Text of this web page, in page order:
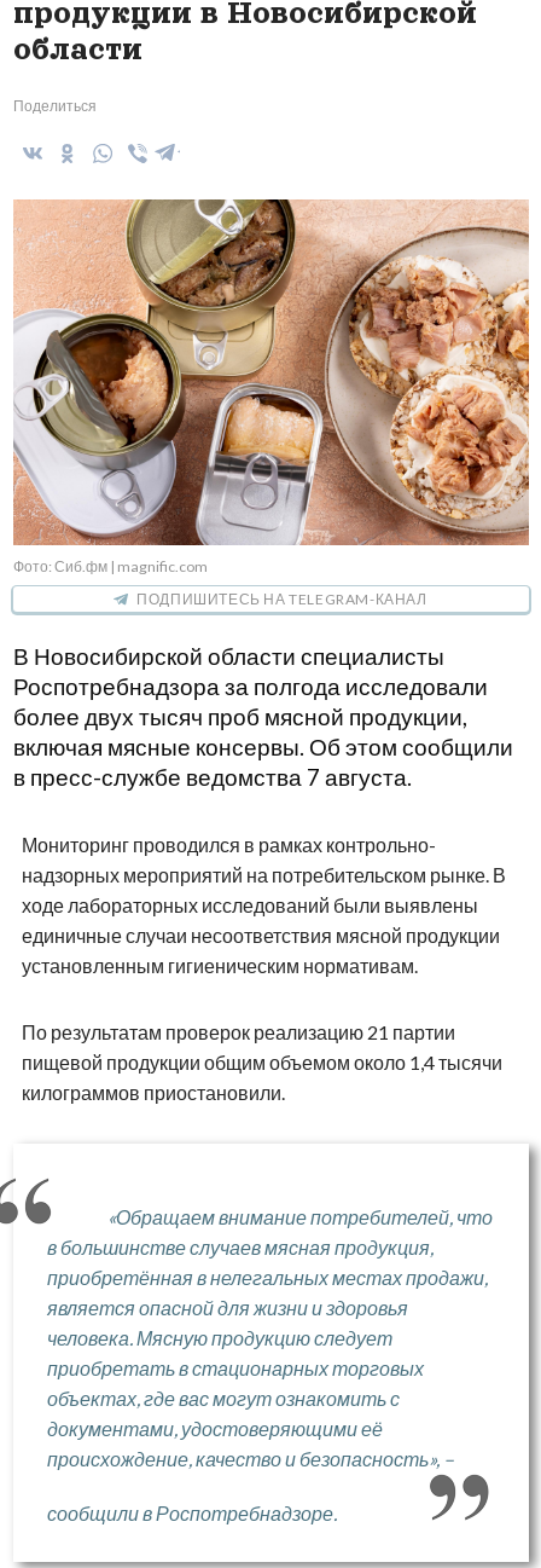
продукции в Новосибирской
области
Поделиться
Фото: Сиб.фм | magnific.com
ПОДПИШИТЕСЬ НА TELEGRAM-КАНАЛ
В Новосибирской области специалисты
Роспотребнадзора за полгода исследовали
более двух тысяч проб мясной продукции,
включая мясные консервы. Об этом сообщили
в пресс-службе ведомства 7 августа.
Мониторинг проводился в рамках контрольно-
надзорных мероприятий на потребительском рынке. В
ходе лабораторных исследований были выявлены
единичные случаи несоответствия мясной продукции
установленным гигиеническим нормативам.
По результатам проверок реализацию 21 партии
пищевой продукции общим объемом около 1,4 тысячи
килограммов приостановили.
«Обращаем внимание потребителей, что
в большинстве случаев мясная продукция,
приобретённая в нелегальных местах продажи,
является опасной для жизни и здоровья
человека. Мясную продукцию следует
приобретать в стационарных торговых
объектах, где вас могут ознакомить с
документами, удостоверяющими её
происхождение, качество и безопасность», –
сообщили в Роспотребнадзоре.